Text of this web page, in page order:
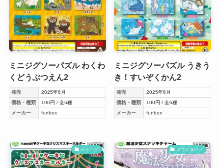
ミニジグソーパズル わくわ
くどうぶつえん2
発売
2025年6月
価格・種類
100円 / 全6種
メーカー
funbox
ミニジグソーパズル うきう
き！すいぞくかん2
発売
2025年6月
価格・種類
100円 / 全6種
メーカー
funbox
スイーツ ファンタジー